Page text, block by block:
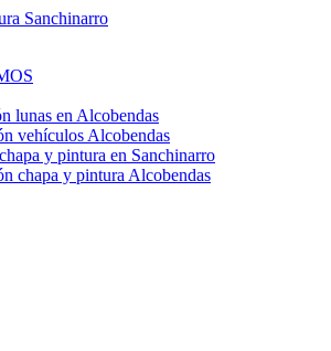
lunas en Alcobendas
vehículos Alcobendas
y pintura en Sanchinarro
chapa y pintura Alcobendas